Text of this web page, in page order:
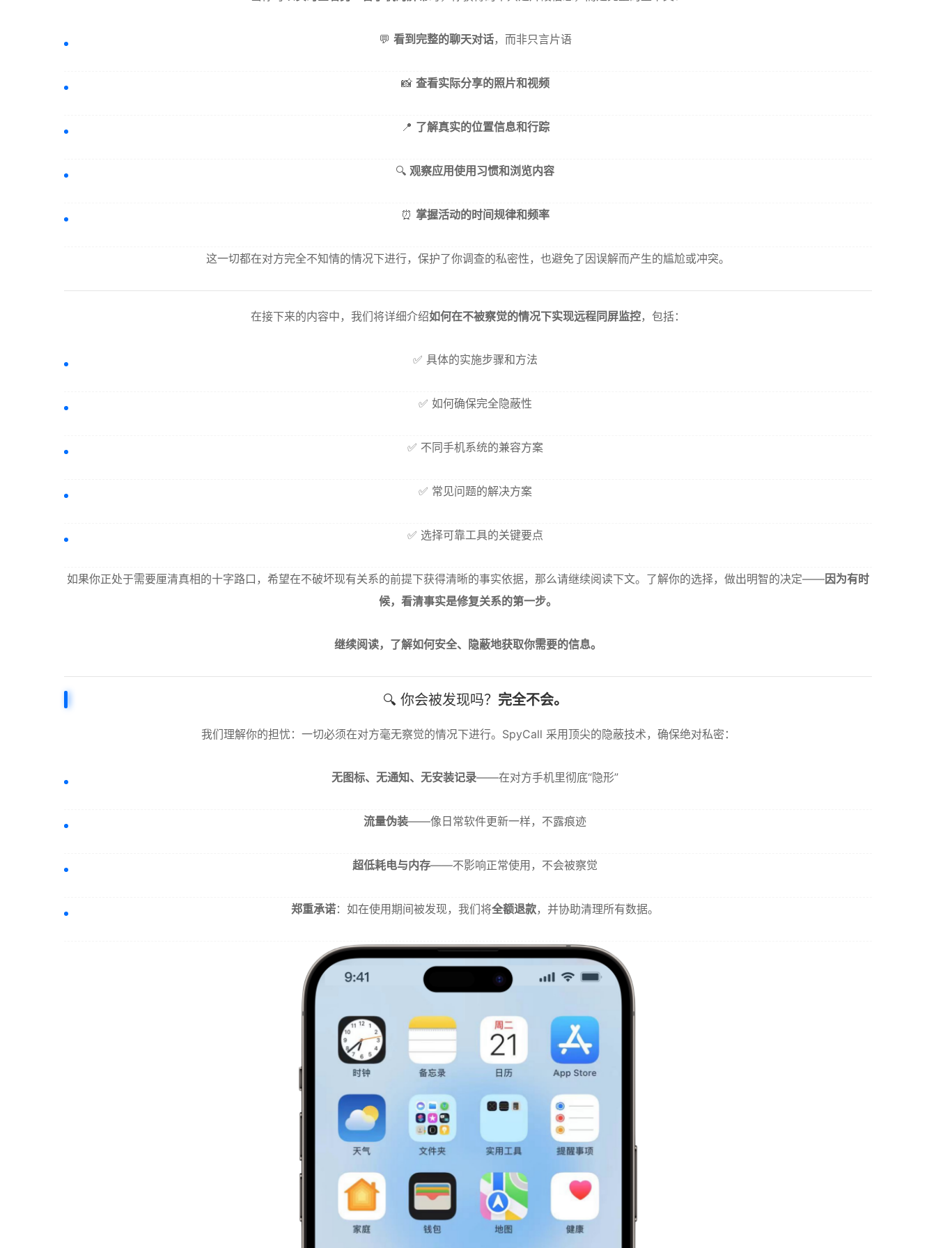
💬 看到完整的聊天对话，而非只言片语
📸 查看实际分享的照片和视频
📍 了解真实的位置信息和行踪
🔍 观察应用使用习惯和浏览内容
⏰ 掌握活动的时间规律和频率
这一切都在对方完全不知情的情况下进行，保护了你调查的私密性，也避免了因误解而产生的尴尬或冲突。
在接下来的内容中，我们将详细介绍如何在不被察觉的情况下实现远程同屏监控，包括：
✅ 具体的实施步骤和方法
✅ 如何确保完全隐蔽性
✅ 不同手机系统的兼容方案
✅ 常见问题的解决方案
✅ 选择可靠工具的关键要点
如果你正处于需要厘清真相的十字路口，希望在不破坏现有关系的前提下获得清晰的事实依据，那么请继续阅读下文。了解你的选择，做出明智的决定——因为有时
候，看清事实是修复关系的第一步。
继续阅读，了解如何安全、隐蔽地获取你需要的信息。
🔍 你会被发现吗？ 完全不会。
我们理解你的担忧：一切必须在对方毫无察觉的情况下进行。SpyCall 采用顶尖的隐蔽技术，确保绝对私密：
无图标、无通知、无安装记录——在对方手机里彻底“隐形”
流量伪装——像日常软件更新一样，不露痕迹
超低耗电与内存——不影响正常使用，不会被察觉
郑重承诺：如在使用期间被发现，我们将全额退款，并协助清理所有数据。